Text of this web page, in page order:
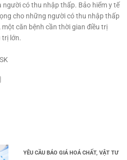
có thu nhập thấp. Bảo hiểm y tế
cho những người có thu nhập thấp
một căn bệnh cần thời gian điều trị
trị lớn.
YÊU CẦU BÁO GIÁ HOÁ CHẤT, VẬT TƯ